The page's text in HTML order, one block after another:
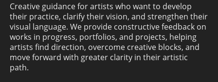
Creative guidance for artists who want to develop
their practice, clarify their vision, and strengthen their
visual language. We provide constructive feedback on
works in progress, portfolios, and projects, helping
artists find direction, overcome creative blocks, and
move forward with greater clarity in their artistic
path.